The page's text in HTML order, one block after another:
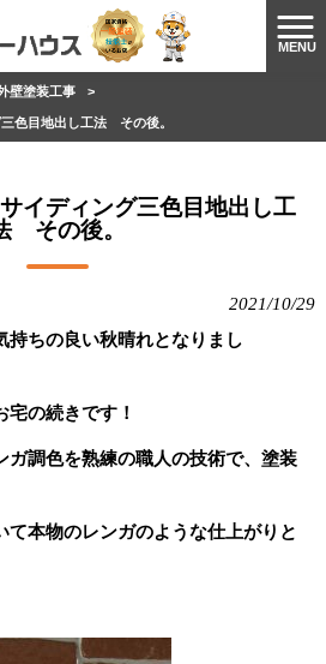
MENU
壁塗装工事 >
色目地出し工法 その後。
イディング三色目地出し工
その後。
2021/10/29
持ちの良い秋晴れとなりまし
の続きです！
ガ調色を熟練の職人の技術で、塗装
て本物のレンガのような仕上がりと